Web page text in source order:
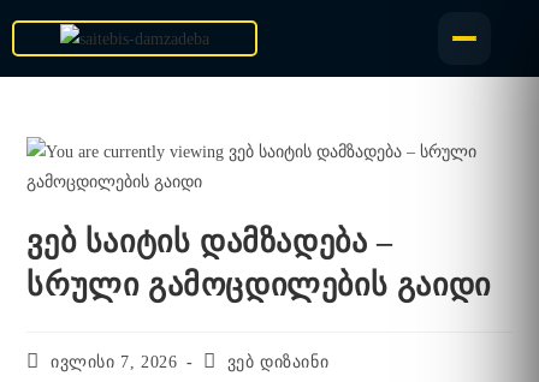
ვებ საიტის დამზადება –
სრული გამოცდილების გაიდი
ივლისი 7, 2026 ვებ დიზაინი